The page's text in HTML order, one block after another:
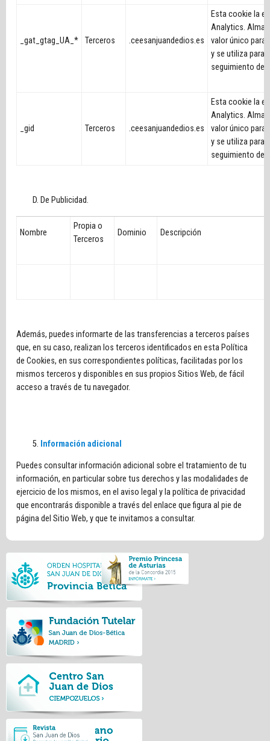
_gat_gtag_UA_* Terceros .ceesanjuandedios.es
Esta cookie la
Analytics.
valor único para
y se utiliza para
seguimiento de
_gid Terceros .ceesanjuandedios.es
Esta cookie la
Analytics.
valor único para
y se utiliza para
seguimiento de
De Publicidad.
Nombre
Propia o
Terceros
Dominio Descripción
Además, puedes informarte de las transferencias a terceros países
que, en su caso, realizan los terceros identificados en esta Política
de Cookies, en sus correspondientes políticas, facilitadas por los
mismos terceros y disponibles en sus propios Sitios Web, de fácil
acceso a través de tu navegador.
Información adicional
Puedes consultar información adicional sobre el tratamiento de tu
información, en particular sobre tus derechos y las modalidades de
ejercicio de los mismos, en el aviso legal y la política de privacidad
que encontrarás disponible a través del enlace que figura al pie de
página del Sitio Web, y que te invitamos a consultar.